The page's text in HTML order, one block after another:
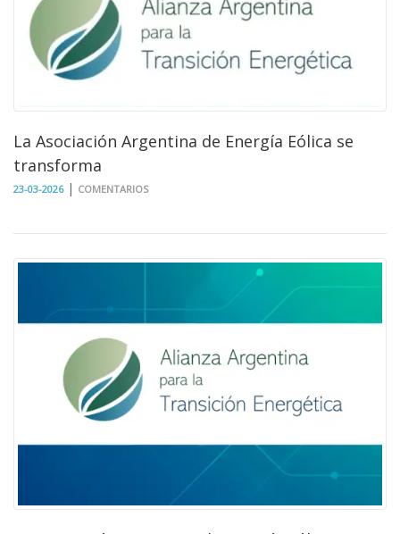
La Asociación Argentina de Energía Eólica se
transforma
23-03-2026| COMENTARIOS